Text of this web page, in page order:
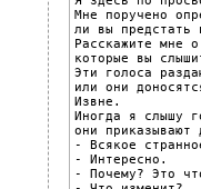
Мне поручено
ли вы предстать
Расскажите мне
которые вы
Эти голоса
или они
Извне.
Иногда я слышу
они приказывают
- Всякое
- Интересно.
- Почему? Это